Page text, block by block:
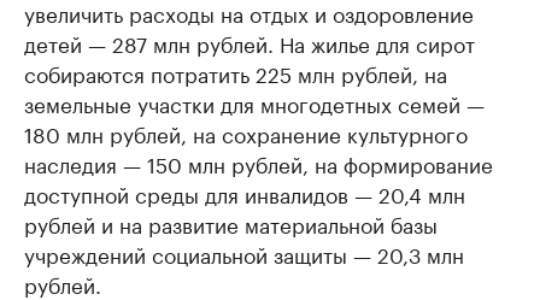
увеличить расходы на отдых и оздоровление
детей — 287 млн рублей. На жилье для сирот
собираются потратить 225 млн рублей, на
земельные участки для многодетных семей —
180 млн рублей, на сохранение культурного
наследия — 150 млн рублей, на формирование
доступной среды для инвалидов — 20,4 млн
рублей и на развитие материальной базы
учреждений социальной защиты — 20,3 млн
рублей.